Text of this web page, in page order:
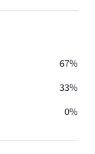
67%
33%
0%